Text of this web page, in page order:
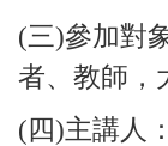
(三)參加對
者、教師，
(四)主講人